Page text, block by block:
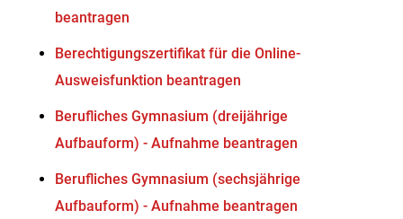
beantragen
Berechtigungszertifikat für die Online-
Ausweisfunktion beantragen
Berufliches Gymnasium (dreijährige
Aufbauform) - Aufnahme beantragen
Berufliches Gymnasium (sechsjährige
Aufbauform) - Aufnahme beantragen